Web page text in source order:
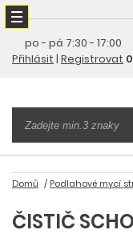
po - pá 7:30 - 17:00
Přihlásit | Registrovat
Domů Podlahové mycí
ČISTIČ